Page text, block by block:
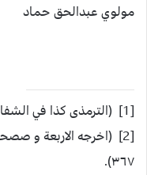
مولوي عبدالحق حماد
[1] (الترمذى كذا في الشفاء للقاضى عياض ٢ / ٣٣).
٣٦٧).